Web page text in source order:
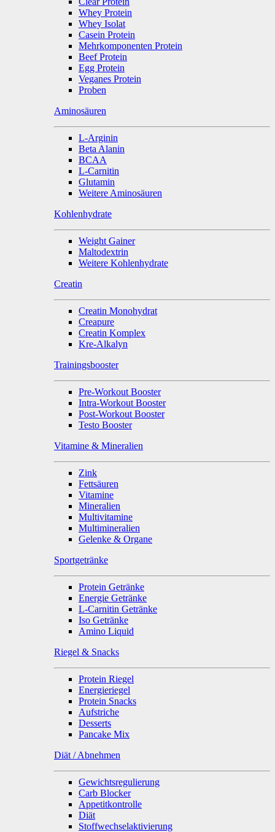
Whey Protein
Whey Isolat
Casein Protein
Mehrkomponenten Protein
Beef Protein
Egg Protein
Veganes Protein
Proben
Aminosäuren
L-Arginin
Beta Alanin
BCAA
L-Carnitin
Glutamin
Weitere Aminosäuren
Kohlenhydrate
Weight Gainer
Maltodextrin
Weitere Kohlenhydrate
Creatin
Creatin Monohydrat
Creapure
Creatin Komplex
Kre-Alkalyn
Trainingsbooster
Pre-Workout Booster
Intra-Workout Booster
Post-Workout Booster
Testo Booster
Vitamine & Mineralien
Zink
Fettsäuren
Vitamine
Mineralien
Multivitamine
Multimineralien
Gelenke & Organe
Sportgetränke
Protein Getränke
Energie Getränke
L-Carnitin Getränke
Iso Getränke
Amino Liquid
Riegel & Snacks
Protein Riegel
Energieriegel
Protein Snacks
Aufstriche
Desserts
Pancake Mix
Diät / Abnehmen
Gewichtsregulierung
Carb Blocker
Appetitkontrolle
Diät
Stoffwechselaktivierung